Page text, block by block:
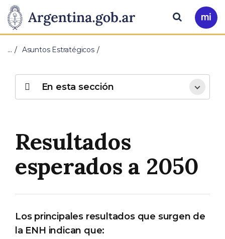
Presidencia
de
Nación
Pasar al contenido principal
Ir
a
Buscar
… Asuntos Estratégicos
Resultados
esperados a 2050
Los principales resultados que surgen de
la ENH indican que:
En esta sección